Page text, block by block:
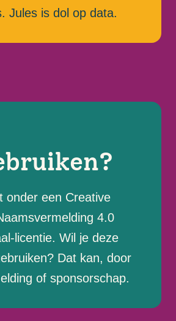
Jules is dol op data.
onder een Creative
4.0
licentie. Wil je deze
Dat kan, door
of sponsorschap.